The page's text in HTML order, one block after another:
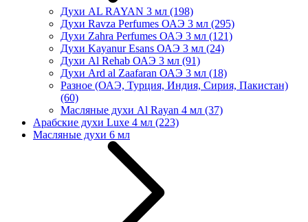
Духи AL RAYAN 3 мл (198)
Духи Ravza Perfumes ОАЭ 3 мл (295)
Духи Zahra Perfumes ОАЭ 3 мл (121)
Духи Kayanur Esans ОАЭ 3 мл (24)
Духи Al Rehab ОАЭ 3 мл (91)
Духи Ard al Zaafaran ОАЭ 3 мл (18)
Разное (ОАЭ, Турция, Индия, Сирия, Пакистан)
(60)
Масляные духи Al Rayan 4 мл (37)
Арабские духи Luxe 4 мл (223)
Масляные духи 6 мл